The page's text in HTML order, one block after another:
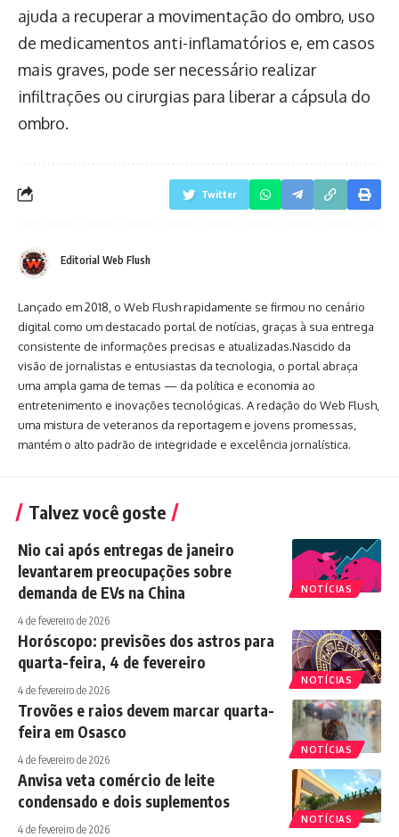
ajuda a recuperar a movimentação do ombro, uso
de medicamentos anti-inflamatórios e, em casos
mais graves, pode ser necessário realizar
infiltrações ou cirurgias para liberar a cápsula do
ombro.
Twitter
Editorial Web Flush
Lançado em 2018, o Web Flush rapidamente se firmou no cenário
digital como um destacado portal de notícias, graças à sua entrega
consistente de informações precisas e atualizadas.Nascido da
visão de jornalistas e entusiastas da tecnologia, o portal abraça
uma ampla gama de temas — da política e economia ao
entretenimento e inovações tecnológicas. A redação do Web Flush,
uma mistura de veteranos da reportagem e jovens promessas,
mantém o alto padrão de integridade e excelência jornalística.
Talvez você goste
NOTÍCIAS
Nio cai após entregas de janeiro
levantarem preocupações sobre
demanda de EVs na China
4 de fevereiro de 2026
NOTÍCIAS
Horóscopo: previsões dos astros para
quarta-feira, 4 de fevereiro
4 de fevereiro de 2026
NOTÍCIAS
Trovões e raios devem marcar quarta-
feira em Osasco
4 de fevereiro de 2026
NOTÍCIAS
Anvisa veta comércio de leite
condensado e dois suplementos
4 de fevereiro de 2026